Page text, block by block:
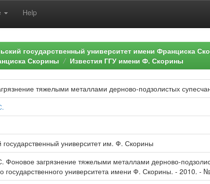
Help
государственный университет имени Франциска
Скорины
Известия ГГУ имени Ф. Скорины
тяжелыми металлами дерново-подзолистых
государственный университет им. Ф. Скорины
Фоновое загрязнение тяжелыми металлами дерново-
государственного университета имени Ф. Скорины. - 2010. -